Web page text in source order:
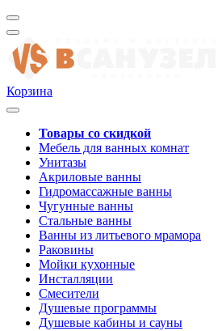
Корзина
Товары со скидкой
Мебель для ванных комнат
Унитазы
Акриловые ванны
Гидромассажные ванны
Чугунные ванны
Стальные ванны
Ванны из литьевого мрамора
Раковины
Мойки кухонные
Инсталляции
Смесители
Душевые программы
Душевые кабины и сауны